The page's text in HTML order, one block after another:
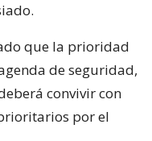
que la prioridad
de seguridad,
convivir con
por el